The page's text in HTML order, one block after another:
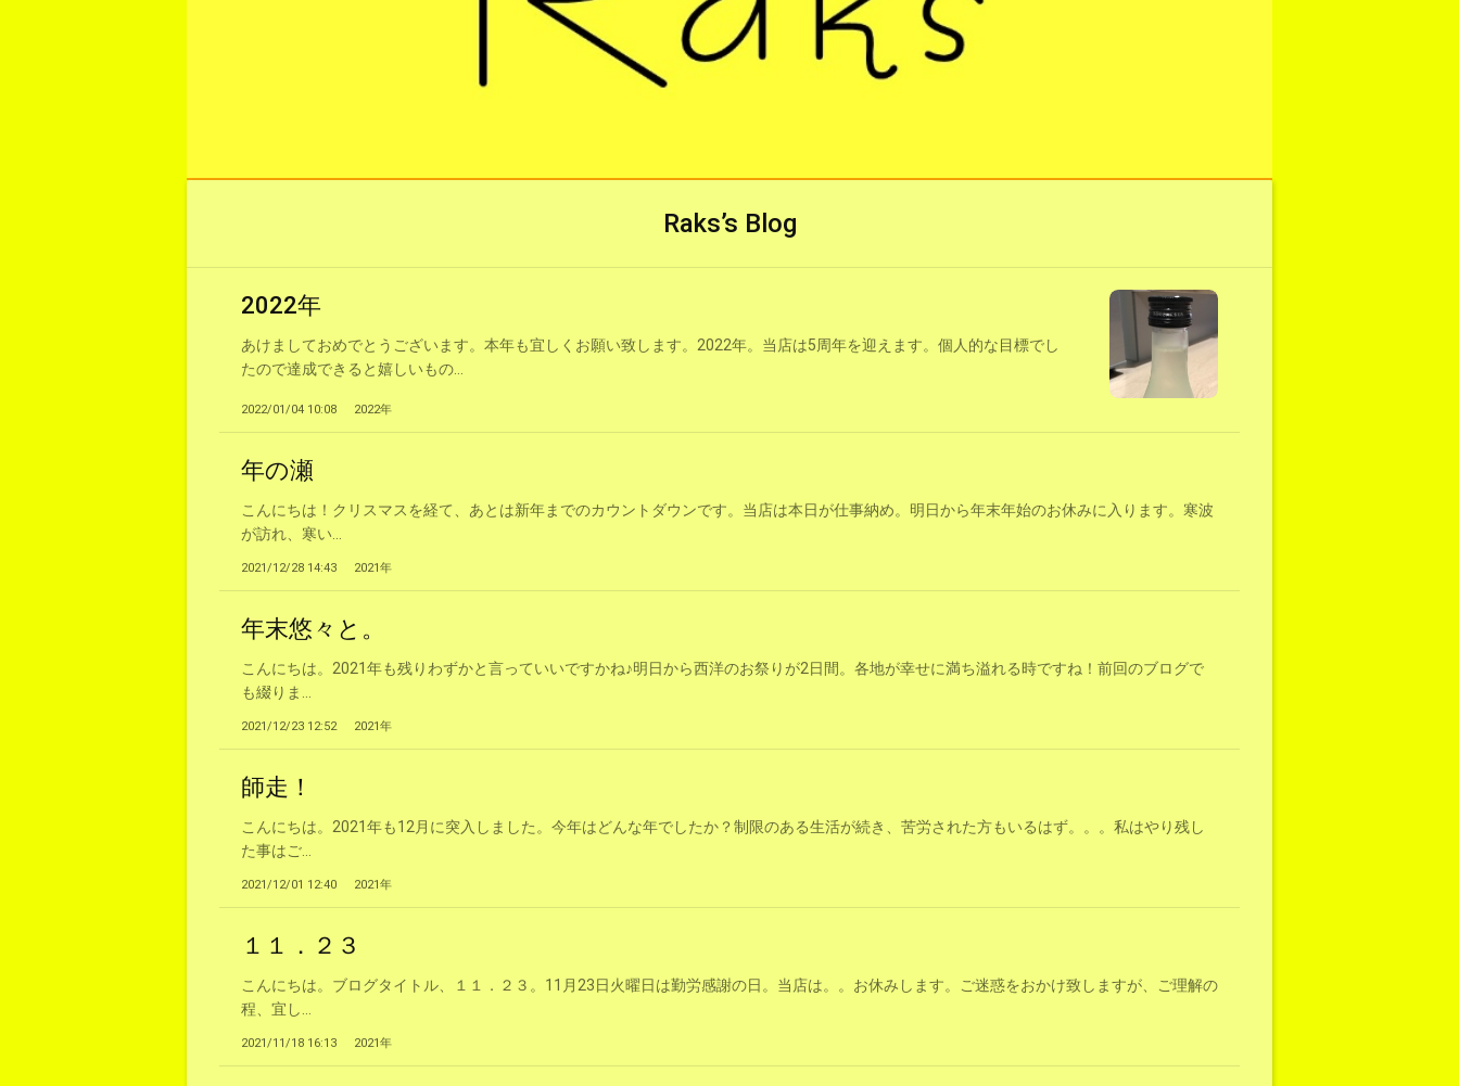
Raks’s Blog
2022年
あけましておめでとうございます。本年も宜しくお願い致します。2022年。当店は5周年を迎えます。個人的な目標でし
たので達成できると嬉しいもの...
2022/01/04 10:08 2022年
年の瀬
こんにちは！クリスマスを経て、あとは新年までのカウントダウンです。当店は本日が仕事納め。明日から年末年始のお休みに入ります。寒波
が訪れ、寒い...
2021/12/28 14:43 2021年
年末悠々と。
こんにちは。2021年も残りわずかと言っていいですかね♪明日から西洋のお祭りが2日間。各地が幸せに満ち溢れる時ですね！前回のブログで
も綴りま...
2021/12/23 12:52 2021年
師走！
こんにちは。2021年も12月に突入しました。今年はどんな年でしたか？制限のある生活が続き、苦労された方もいるはず。。。私はやり残し
た事はご...
2021/12/01 12:40 2021年
１１．２３
こんにちは。ブログタイトル、１１．２３。11月23日火曜日は勤労感謝の日。当店は。。お休みします。ご迷惑をおかけ致しますが、ご理解の
程、宜し...
2021/11/18 16:13 2021年